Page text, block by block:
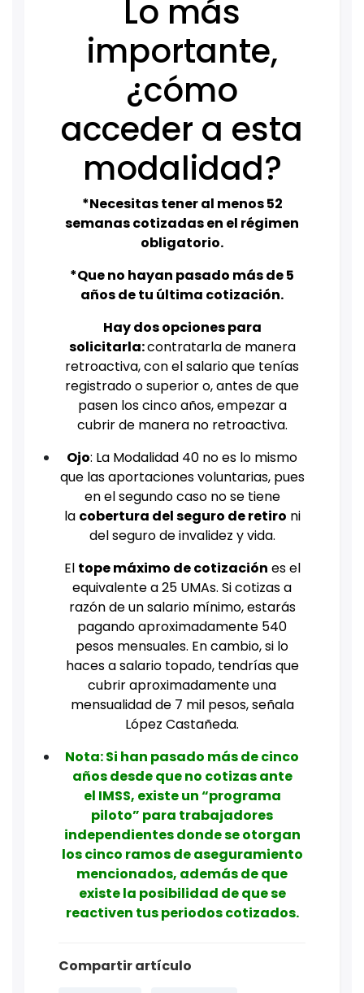
Lo más
importante,
¿cómo
acceder a esta
modalidad?
*Necesitas tener al menos 52
semanas cotizadas en el régimen
obligatorio.
*Que no hayan pasado más de 5
años de tu última cotización.
Hay dos opciones para
solicitarla:contratarla de manera
retroactiva, con el salario que tenías
registrado o superior o, antes de que
pasen los cinco años, empezar a
cubrir de manera no retroactiva.
Ojo: La Modalidad 40 no es lo mismo
que las aportaciones voluntarias, pues
en el segundo caso no se tiene
la cobertura del seguro de retiro ni
del seguro de invalidez y vida.
El tope máximo de cotización es el
equivalente a 25 UMAs. Si cotizas a
razón de un salario mínimo, estarás
pagando aproximadamente 540
pesos mensuales. En cambio, si lo
haces a salario topado, tendrías que
cubrir aproximadamente una
mensualidad de 7 mil pesos, señala
López Castañeda.
Nota: Si han pasado más de cinco
años desde que no cotizas ante
el IMSS, existe un “programa
piloto” para trabajadores
independientes donde se otorgan
los cinco ramos de aseguramiento
mencionados, además de que
existe la posibilidad de que se
reactiven tus periodos cotizados.
Compartir artículo